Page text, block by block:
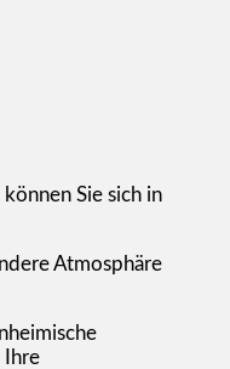
Sie sich in
Atmosphäre
Ihre